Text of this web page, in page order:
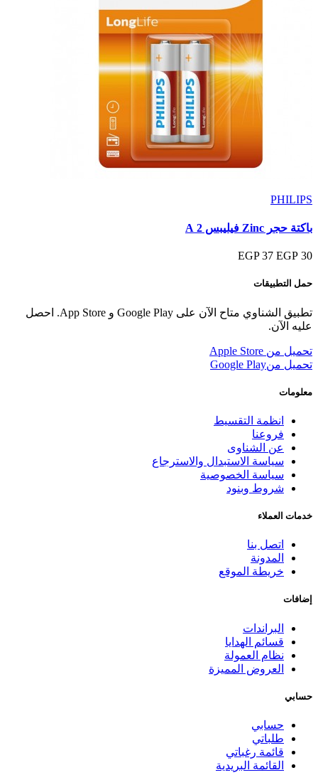
PHILIPS
باكتة حجر Zinc فيليبس 2 A
30 EGP
37 EGP
حمل التطبيقات
تطبيق الشناوي متاح الآن على Google Play و App Store. احصل
عليه الآن.
تحميل من Apple Store
تحميل منGoogle Play
معلومات
انظمة التقسيط
فروعنا
عن الشناوى
سياسة الاستبدال والاسترجاع
سياسة الخصوصية
شروط وبنود
خدمات العملاء
اتصل بنا
المدونة
خريطة الموقع
إضافات
البراندات
قسائم الهدايا
نظام العمولة
العروض المميزة
حسابي
حسابي
طلباتي
قائمة رغباتي
القائمة البريدية